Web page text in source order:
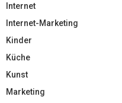
Internet
Internet-Marketing
Kinder
Küche
Kunst
Marketing